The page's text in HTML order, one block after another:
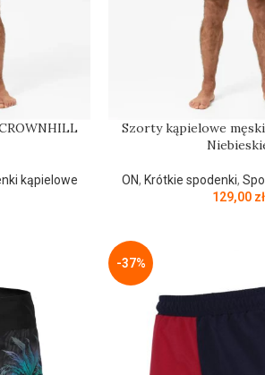
kąpielowe
Szorty kąpielowe
ON, Krótkie spodenki,
129,00 zł
-37%